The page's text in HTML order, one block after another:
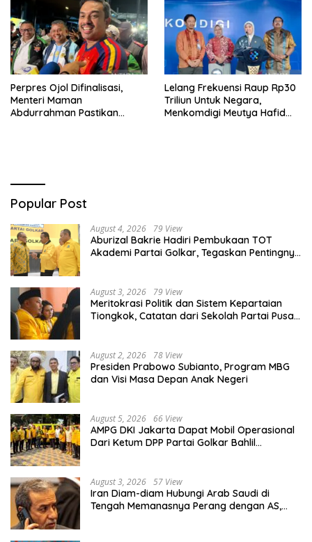
Perpres Ojol Difinalisasi,
Menteri Maman
Abdurrahman Pastikan
Lelang Frekuensi Raup Rp30
Triliun Untuk Negara,
Menkomdigi Meutya Hafid
Popular Post
August 4, 2026 79 View
Aburizal Bakrie Hadiri Pembukaan TOT
Akademi Partai Golkar, Tegaskan Pentingnya
August 3, 2026 79 View
Meritokrasi Politik dan Sistem Kepartaian
Tiongkok, Catatan dari Sekolah Partai Pusat
August 2, 2026 78 View
Presiden Prabowo Subianto, Program MBG
dan Visi Masa Depan Anak Negeri
August 5, 2026 66 View
AMPG DKI Jakarta Dapat Mobil Operasional
Dari Ketum DPP Partai Golkar Bahlil
August 3, 2026 57 View
Iran Diam-diam Hubungi Arab Saudi di
Tengah Memanasnya Perang dengan AS,